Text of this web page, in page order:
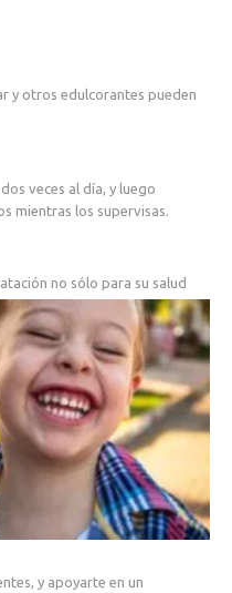
y otros edulcorantes pueden
veces al día, y luego
mientras los supervisas.
no sólo para su salud
y apoyarte en un